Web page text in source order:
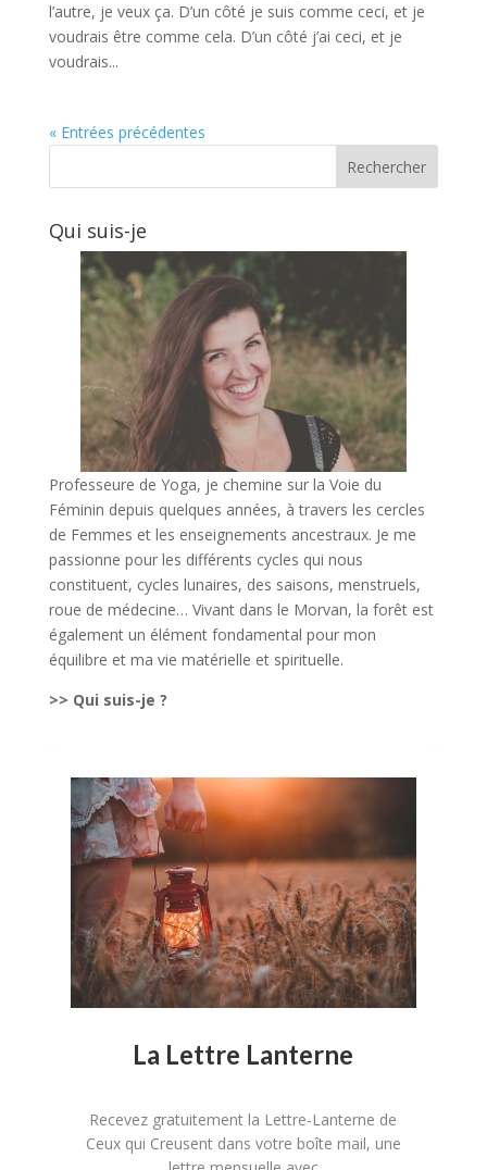
l’autre, je veux ça. D’un côté je suis comme ceci, et je
voudrais être comme cela. D’un côté j’ai ceci, et je
voudrais...
« Entrées précédentes
Qui suis-je
Professeure de Yoga, je chemine sur la Voie du
Féminin depuis quelques années, à travers les cercles
de Femmes et les enseignements ancestraux. Je me
passionne pour les différents cycles qui nous
constituent, cycles lunaires, des saisons, menstruels,
roue de médecine… Vivant dans le Morvan, la forêt est
également un élément fondamental pour mon
équilibre et ma vie matérielle et spirituelle.
>> Qui suis-je ?
La Lettre Lanterne
Recevez gratuitement la Lettre-Lanterne de
Ceux qui Creusent dans votre boîte mail, une